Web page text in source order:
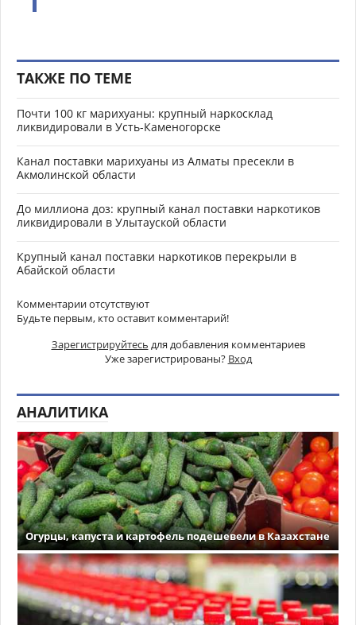
ТАКЖЕ ПО ТЕМЕ
Почти 100 кг марихуаны: крупный наркосклад
ликвидировали в Усть-Каменогорске
Канал поставки марихуаны из Алматы пресекли в
Акмолинской области
До миллиона доз: крупный канал поставки наркотиков
ликвидировали в Улытауской области
Крупный канал поставки наркотиков перекрыли в
Абайской области
Комментарии отсутствуют
Будьте первым, кто оставит комментарий!
Зарегистрируйтесь для добавления комментариев
Уже зарегистрированы? Вход
АНАЛИТИКА
Огурцы, капуста и картофель подешевели в Казахстане